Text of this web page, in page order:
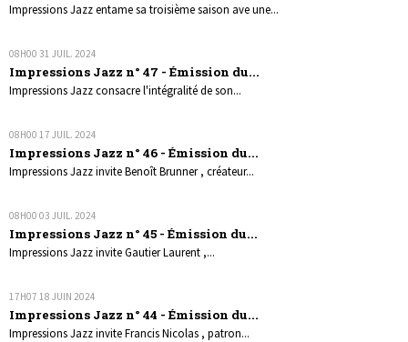
Impressions Jazz entame sa troisième saison ave une...
08H00 31 JUIL. 2024
Impressions Jazz n° 47 - Émission du...
Impressions Jazz consacre l'intégralité de son...
08H00 17 JUIL. 2024
Impressions Jazz n° 46 - Émission du...
Impressions Jazz invite Benoît Brunner , créateur...
08H00 03 JUIL. 2024
Impressions Jazz n° 45 - Émission du...
Impressions Jazz invite Gautier Laurent ,...
17H07 18 JUIN 2024
Impressions Jazz n° 44 - Émission du...
Impressions Jazz invite Francis Nicolas , patron...